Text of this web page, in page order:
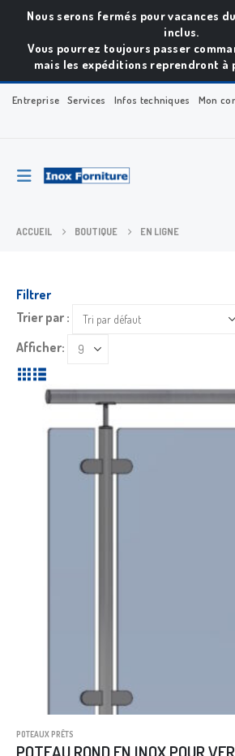
Nous serons fermés pour vacances
inclus.
Vous pourrez toujours passer
mais les expéditions reprendront à
Entreprise Services Infos techniques Mon
ACCUEIL BOUTIQUE EN LIGNE
Filtrer
Trier par :
Afficher:
POTEAUX PRÊTS